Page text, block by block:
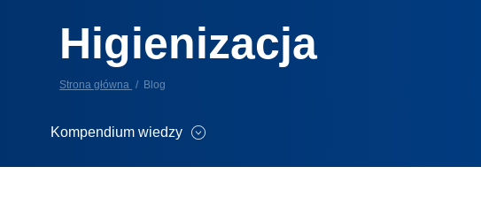
Higienizacja
Strona główna Blog
Kompendium wiedzy